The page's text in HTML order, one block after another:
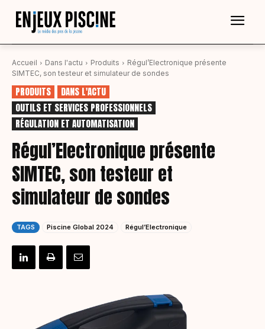
Accueil Dans l'actu Produits
Régul’Electronique présente
SIMTEC, son testeur et simulateur de sondes
PRODUITS
DANS L'ACTU
OUTILS ET SERVICES PROFESSIONNELS
RÉGULATION ET AUTOMATISATION
Régul’Electronique présente
SIMTEC, son testeur et
simulateur de sondes
TAGS Piscine Global 2024 Régul’Electronique